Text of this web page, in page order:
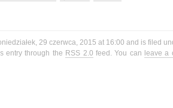
29 czerwca, 2015 at 16:00 and is filed
entry through the RSS 2.0 feed. You can leave a